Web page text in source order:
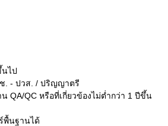
ไป
. - ปวส. / ปริญญาตรี
QA/QC หรือที่เกี่ยวข้องไม่ต่ำกว่า 1 ปีขึ้น
พื้นฐานได้